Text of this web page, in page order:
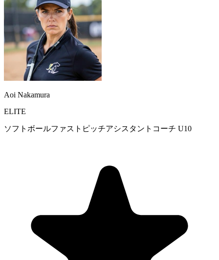
Aoi Nakamura
ELITE
ソフトボールファストピッチアシスタントコーチ U10